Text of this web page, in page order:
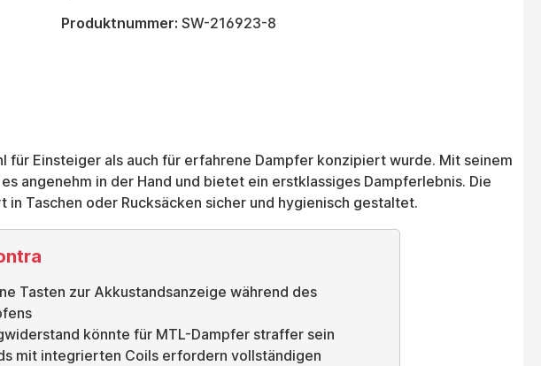
Produktnummer:SW-216923-8
Einsteiger als auch für erfahrene Dampfer konzipiert wurde. Mit seinem
angenehm in der Hand und bietet ein erstklassiges Dampferlebnis. Die
Taschen oder Rucksäcken sicher und hygienisch gestaltet.
Tasten zur Akkustandsanzeige während des
könnte für MTL-Dampfer straffer sein
mit integrierten Coils erfordern vollständigen